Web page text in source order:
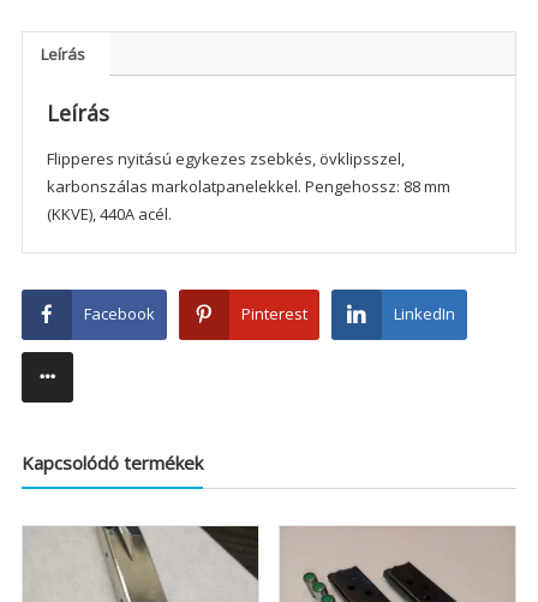
Leírás
Leírás
Flipperes nyitású egykezes zsebkés, övklipsszel,
karbonszálas markolatpanelekkel. Pengehossz: 88 mm
(KKVE), 440A acél.
Facebook Pinterest LinkedIn
Kapcsolódó termékek